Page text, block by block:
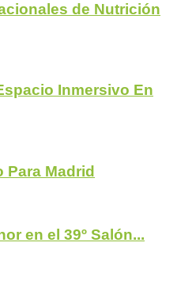
de Nutrición
Inmersivo En
Para Madrid
en el 39º Salón...